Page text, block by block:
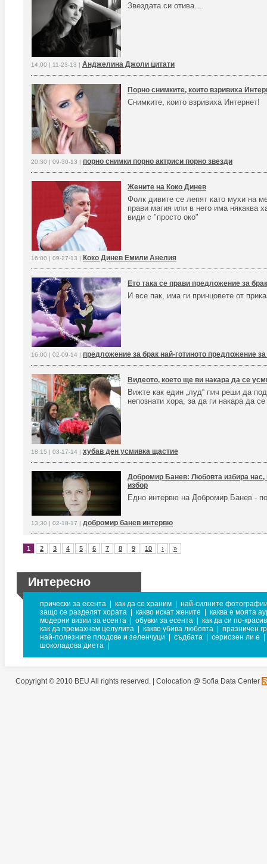
Звездата си отива…
14:00 | 11-23-13 | Анджелина Джоли цитати
Порно снимките, които взривиха
Снимките, които взривиха Интернет!
20:30 | 09-30-13 | порно снимки порно актриси порно звезди
Жените на Коко Динев
Фолк дивите се лепят като мухи на
прави магия или в него има някаква
види с "просто око"
16:00 | 09-27-13 | Коко Динев Емили Анелия
Ето така се прави предложение за
И все пак, има ги принцовете от
16:00 | 02-09-14 | предложение за брак най-готиното предложение
Видеото, което ще ви накара да се
Вижте как един „луд“ пич реши да
непознати хора, за да ги накара да
18:15 | 03-17-14 | хубав ден усмивка щастие
Добромир Банев: Любовта избира нас,
избор
Едно интервю на Добромир Банев -
13:30 | 02-18-17 | добромир банев интервю
1 2 3 4 5 6 7 8 9 10 › »
Интересно
прически за есента | как да се храним | най-силните
защо се разделят хората | какво искат жените | каква е моята
модерни визии за есента | обувки за есента | как да си по-
как да премахнем целулита | какво убива любовта | празничен
най-полезните плодове и зеленчуци | съдбата | сериозен ли е |
шоколадова диета |
Copyright © 2010 BEU All rights reserved. | Colocation @ Sofia Data Center